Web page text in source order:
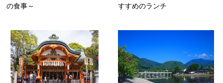
の食事～
すすめのランチ